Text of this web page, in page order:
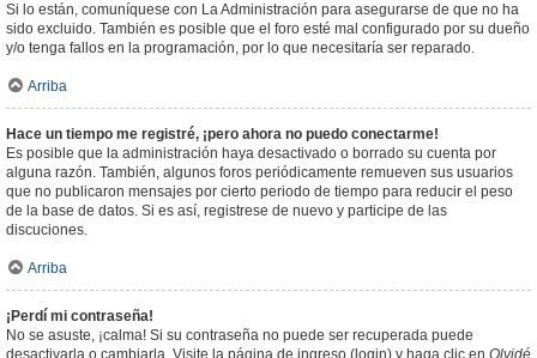
Si lo están, comuníquese con La Administración para asegurarse de que no ha
sido excluido. También es posible que el foro esté mal configurado por su dueño
y/o tenga fallos en la programación, por lo que necesitaría ser reparado.
Arriba
Hace un tiempo me registré, ¡pero ahora no puedo conectarme!
Es posible que la administración haya desactivado o borrado su cuenta por
alguna razón. También, algunos foros periódicamente remueven sus usuarios
que no publicaron mensajes por cierto periodo de tiempo para reducir el peso
de la base de datos. Si es así, registrese de nuevo y participe de las
discuciones.
Arriba
¡Perdí mi contraseña!
No se asuste, ¡calma! Si su contraseña no puede ser recuperada puede
desactivarla o cambiarla. Visite la página de ingreso (login) y haga clic en Olvidé